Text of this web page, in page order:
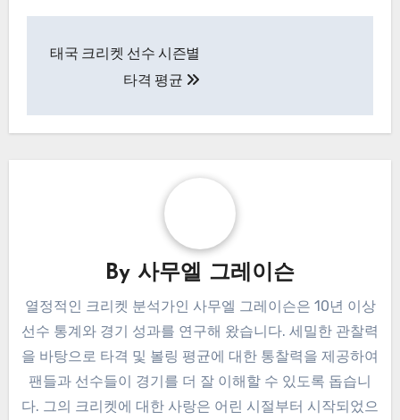
navigation
태국 크리켓 선수 시즌별
타격 평균
By 사무엘 그레이슨
열정적인 크리켓 분석가인 사무엘 그레이슨은 10년 이상
선수 통계와 경기 성과를 연구해 왔습니다. 세밀한 관찰력
을 바탕으로 타격 및 볼링 평균에 대한 통찰력을 제공하여
팬들과 선수들이 경기를 더 잘 이해할 수 있도록 돕습니
다. 그의 크리켓에 대한 사랑은 어린 시절부터 시작되었으